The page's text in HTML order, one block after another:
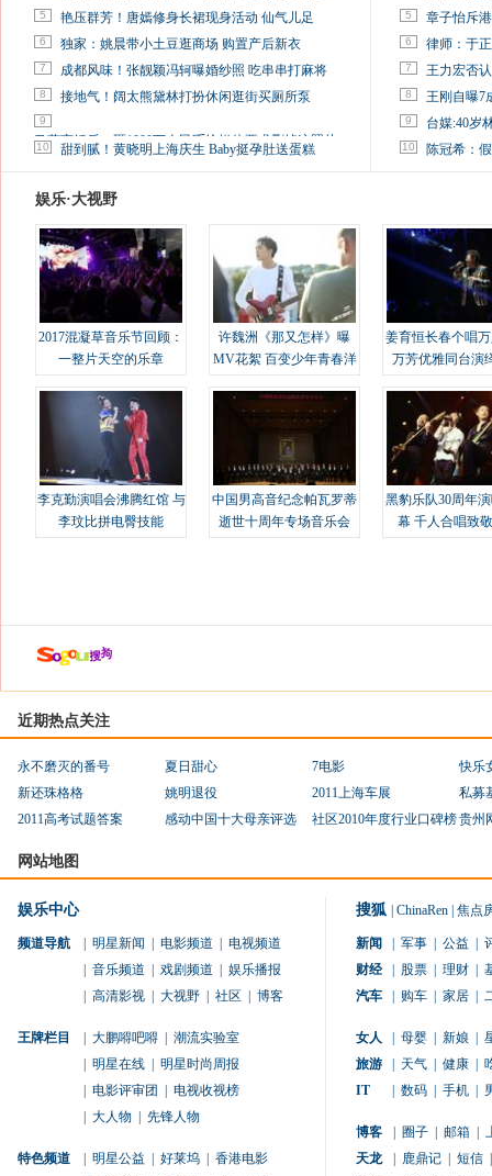
5 艳压群芳！唐嫣修身长裙现身活动 仙气儿足
6 独家：姚晨带小土豆逛商场 购置产后新衣
7 成都风味！张靓颖冯轲曝婚纱照 吃串串打麻将
8 接地气！阔太熊黛林打扮休闲逛街买厕所泵
9
马蓉离婚后，砸1000万人民币给媒体要求删掉这照片
10 甜到腻！黄晓明上海庆生 Baby挺孕肚送蛋糕
5 章子怡斥
6 律师：于
7 王力宏否
8 王刚自曝7
9 台媒:40岁
10 陈冠希：
娱乐·大视野
2017混凝草音乐节回顾：
一整片天空的乐章
许魏洲《那又怎样》曝
MV花絮 百变少年青春洋
姜育恒长春个唱
万芳优雅同台演
李克勤演唱会沸腾红馆 与
李玟比拼电臀技能
中国男高音纪念帕瓦罗蒂
逝世十周年专场音乐会
黑豹乐队30周年
幕 千人合唱致
近期热点关注
永不磨灭的番号 夏日甜心 7电影
快乐
新还珠格格
姚明退役 2011上海车展
私募
2011高考试题答案
感动中国十大母亲评选 社区2010年度行业口碑榜贵州
网站地图
娱乐中心
频道导航 明星新闻 电影频道
电视频道
音乐频道 戏剧频道
娱乐播报
高清影视 大视野 社区 博客
王牌栏目 大鹏嘚吧嘚
潮流实验室
明星在线
明星时尚周报
电影评审团
电视收视榜
大人物 先锋人物
特色频道 明星公益 好莱坞
香港电影
搜狐 ChinaRen 焦点
新闻 军事 公益
财经
股票 理财
汽车
购车 家居
女人 母婴 新娘
旅游
天气 健康
IT
数码 手机
博客 圈子 邮箱
天龙
鹿鼎记 短信